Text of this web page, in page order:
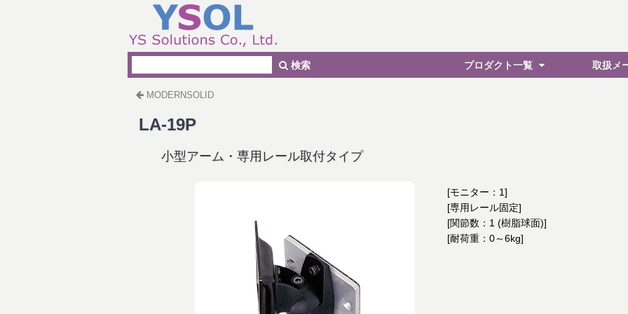
MODERNSOLID
LA-19P
小型アーム・専用レール取付タイプ
[モニター：1]
[専用レール固定]
[関節数：1 (樹脂球面)]
[耐荷重：0～6kg]
検索 プロダクト一覧 取扱メ